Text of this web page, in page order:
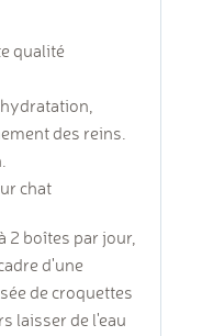
qualité
des reins.
chat
2 boîtes par jour,
d'une
de croquettes
laisser de l'eau